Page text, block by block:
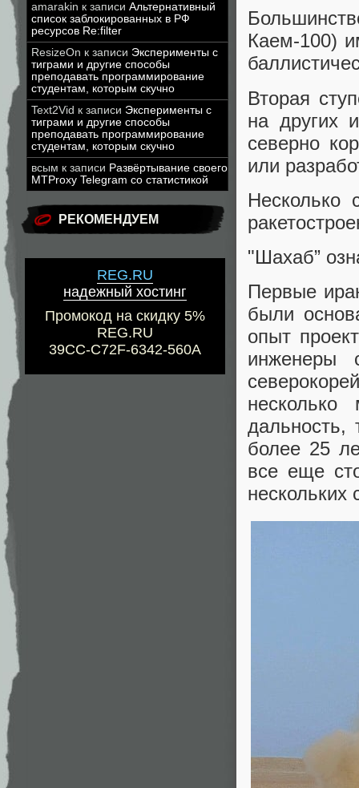
amarakin к записи Альтернативный
список заблокированных в РФ
ресурсов Re:filter
ResizeOn к записи Эксперименты с
тиграми и другие способы
преподавать программирование
студентам, которым скучно
Text2Vid к записи Эксперименты с
тиграми и другие способы
преподавать программирование
студентам, которым скучно
всым к записи Развёртывание своего
MTProxy Telegram со статистикой
РЕКОМЕНДУЕМ
REG.RU
надежный хостинг
Промокод на скидку 5%
REG.RU
39CC-C72F-6342-560A
Каем-100)
Вторая
на других
северно
или
Несколько
"Шахаб”
Первые
были
опыт
инженеры
дальность,
более 25
все еще
нескольких